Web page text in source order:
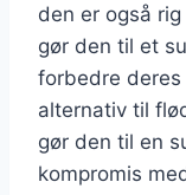
den er også
gør den til et
forbedre deres
alternativ til
gør den til en
kompromis